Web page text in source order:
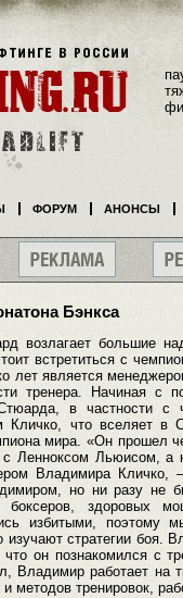
Бэнкса
возлагает большие
встретиться с
лет является
тренера. Начиная с
в частности с
что вселяет в
мира. «Он прошел
Ленноксом Льюисом, а
Владимира
но ни разу не
здоровых
избитыми, поэтому
стратегии боя.
он познакомился с
Владимир работает на
методов тренировок,
ФОРУМ АНОНСЫ